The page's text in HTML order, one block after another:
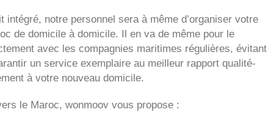
notre personnel sera à même d’organiser votre
de domicile à domicile. Il en va de même pour le
avec les compagnies maritimes régulières, évitant
un service exemplaire au meilleur rapport qualité-
à votre nouveau domicile.
le Maroc, wonmoov vous propose :